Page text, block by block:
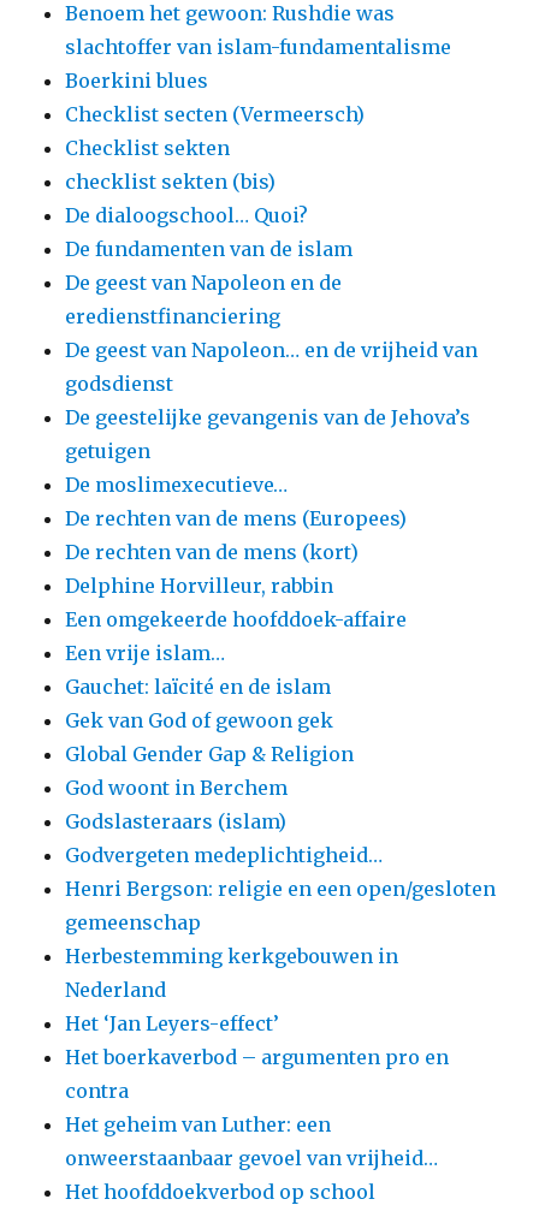
Benoem het gewoon: Rushdie was
slachtoffer van islam-fundamentalisme
Boerkini blues
Checklist secten (Vermeersch)
Checklist sekten
checklist sekten (bis)
De dialoogschool… Quoi?
De fundamenten van de islam
De geest van Napoleon en de
eredienstfinanciering
De geest van Napoleon… en de vrijheid van
godsdienst
De geestelijke gevangenis van de Jehova’s
getuigen
De moslimexecutieve…
De rechten van de mens (Europees)
De rechten van de mens (kort)
Delphine Horvilleur, rabbin
Een omgekeerde hoofddoek-affaire
Een vrije islam…
Gauchet: laïcité en de islam
Gek van God of gewoon gek
Global Gender Gap & Religion
God woont in Berchem
Godslasteraars (islam)
Godvergeten medeplichtigheid…
Henri Bergson: religie en een open/gesloten
gemeenschap
Herbestemming kerkgebouwen in
Nederland
Het ‘Jan Leyers-effect’
Het boerkaverbod – argumenten pro en
contra
Het geheim van Luther: een
onweerstaanbaar gevoel van vrijheid…
Het hoofddoekverbod op school